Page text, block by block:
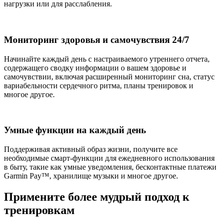
нагрузки или для расслабления.
Мониторинг здоровья и самочувствия 24/7
Начинайте каждый день с настраиваемого утреннего отчета,
содержащего сводку информации о вашем здоровье и
самочувствии, включая расширенный мониторинг сна, статус
вариабельности сердечного ритма, планы тренировок и
многое другое.
Умные функции на каждый день
Поддерживая активный образ жизни, получите все
необходимые смарт-функции для ежедневного использования
в быту, такие как умные уведомления, бесконтактные платежи
Garmin Pay™, хранилище музыки и многое другое.
Примените более мудрый подход к
тренировкам